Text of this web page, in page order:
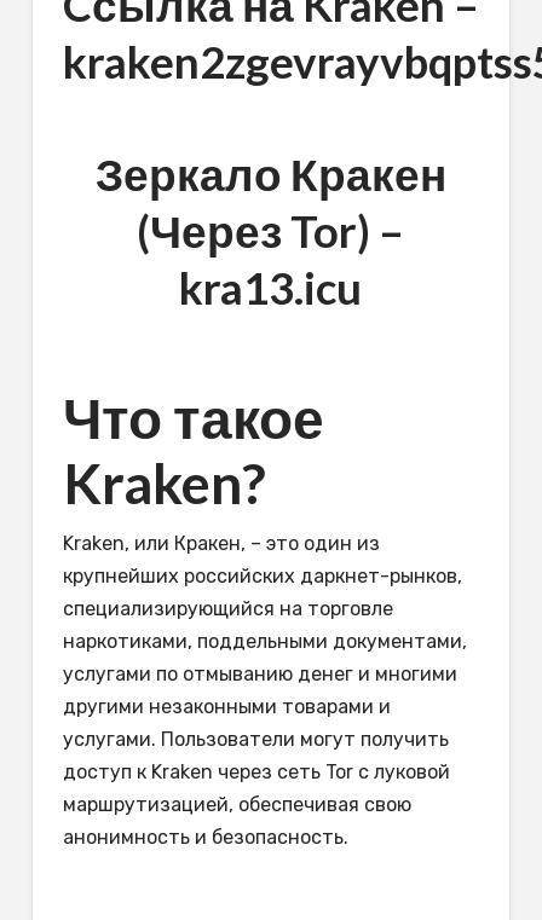
Зеркало Кракен
(Через Tor) –
kra13.icu
Что такое
Kraken?
Kraken, или Кракен, – это один из
крупнейших российских даркнет-рынков,
специализирующийся на торговле
наркотиками, поддельными документами,
услугами по отмыванию денег и многими
другими незаконными товарами и
услугами. Пользователи могут получить
доступ к Kraken через сеть Tor с луковой
маршрутизацией, обеспечивая свою
анонимность и безопасность.